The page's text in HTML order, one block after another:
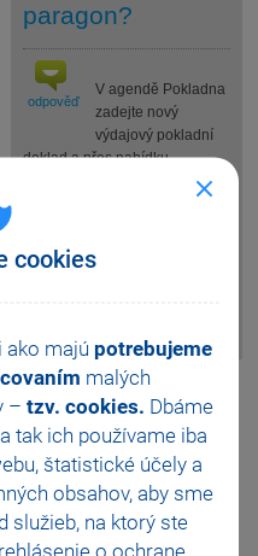
cookies
ako majú potrebujeme
malých
– tzv. cookies. Dbáme
tak ich používame iba
štatistické účely a
obsahov, aby sme
služieb, na ktorý ste
o ochrane
paragon?
odpověď
V agendě Pokladna
zadejte nový
výdajový pokladní
doklad a přes nabídku
Záznam/Přenos ->/Sklady -
skladové zásoby. Po uložení
pokladního dokladu se zboží
Pomohla Vám tato
odpověď?
Ano
Tisknout